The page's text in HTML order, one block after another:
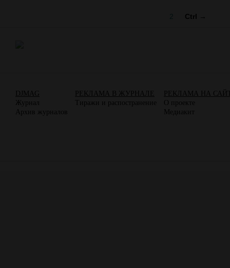
2 Ctrl →
DJMAG
Журнал
Архив журналов
РЕКЛАМА В ЖУРНАЛЕ
Тиражи и распостранение
РЕКЛАМА НА
О проекте
Медиакит